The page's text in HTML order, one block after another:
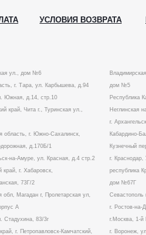
УСЛОВИЯ ВОЗВРАТА
ул., дом №6
г. Тара, ул. Карбышева, д.94
Южная, д.14, стр.10
край, Чита г., Туринская ул.,
область, г. Южно-Сахалинск,
д.170Б/1
на-Амуре, ул. Красная, д.4 стр.2
край, г. Хабаровск,
73Г/2
обл, Магадан г, Пролетарская ул,
А
Стадухина, 83/3г
г. Петропавловск-Камчатский,
дом №5
Республика
Неглинская
г.
Кабардино-
Кузнечный
г. Краснодар,
республика
дом №67Г
г. Ростов-на-
г.Москва, 1-й
г. Воронеж,